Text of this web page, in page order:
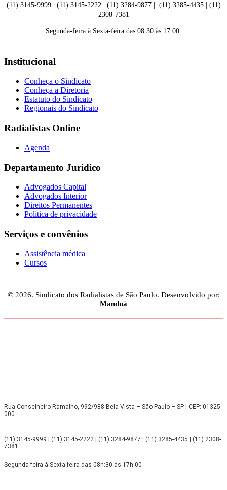
(11) 3145-9999 | (11) 3145-2222 | (11) 3284-9877 | (11) 3285-4435 | (11)
2308-7381
Segunda-feira à Sexta-feira das 08:30 às 17:00.
Institucional
Conheça o Sindicato
Conheça a Diretoria
Estatuto do Sindicato
Regionais do Sindicato
Radialistas Online
Agenda
Departamento Jurídico
Advogados Capital
Advogados Interior
Direitos Permanentes
Politica de privacidade
Serviços e convênios
Assistência médica
Cursos
© 2026. Sindicato dos Radialistas de São Paulo. Desenvolvido por:
Manduá
Rua Conselheiro Ramalho, 992/988 Bela Vista – São Paulo – SP | CEP: 01325-
000
(11) 3145-9999 | (11) 3145-2222 | (11) 3284-9877 | (11) 3285-4435 | (11) 2308-
7381
Segunda-feira à Sexta-feira das 08h:30 às 17h:00